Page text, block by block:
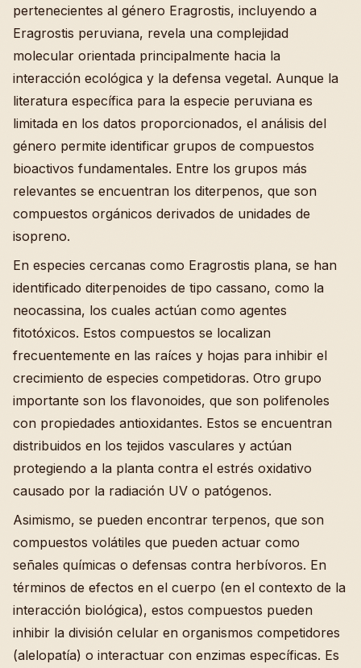
pertenecientes al género Eragrostis, incluyendo a
Eragrostis peruviana, revela una complejidad
molecular orientada principalmente hacia la
interacción ecológica y la defensa vegetal. Aunque la
literatura específica para la especie peruviana es
limitada en los datos proporcionados, el análisis del
género permite identificar grupos de compuestos
bioactivos fundamentales. Entre los grupos más
relevantes se encuentran los diterpenos, que son
compuestos orgánicos derivados de unidades de
isopreno.
En especies cercanas como Eragrostis plana, se han
identificado diterpenoides de tipo cassano, como la
neocassina, los cuales actúan como agentes
fitotóxicos. Estos compuestos se localizan
frecuentemente en las raíces y hojas para inhibir el
crecimiento de especies competidoras. Otro grupo
importante son los flavonoides, que son polifenoles
con propiedades antioxidantes. Estos se encuentran
distribuidos en los tejidos vasculares y actúan
protegiendo a la planta contra el estrés oxidativo
causado por la radiación UV o patógenos.
Asimismo, se pueden encontrar terpenos, que son
compuestos volátiles que pueden actuar como
señales químicas o defensas contra herbívoros. En
términos de efectos en el cuerpo (en el contexto de la
interacción biológica), estos compuestos pueden
inhibir la división celular en organismos competidores
(alelopatía) o interactuar con enzimas específicas. Es